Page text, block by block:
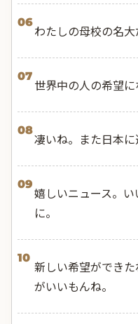
06
わたしの母校の名大
07
世界中の人の希望に
08
凄いね。また日本に
09
嬉しいニュース。
に。
10
新しい希望ができ
がいいもんね。